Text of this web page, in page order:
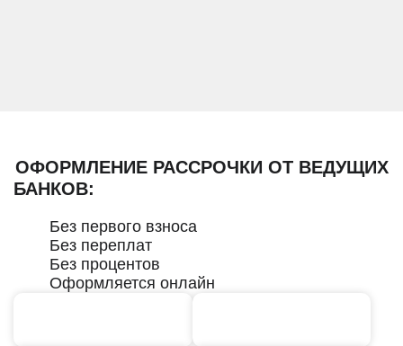
ОФОРМЛЕНИЕ РАССРОЧКИ ОТ ВЕДУЩИХ
БАНКОВ:
Без первого взноса
Без переплат
Без процентов
Оформляется онлайн